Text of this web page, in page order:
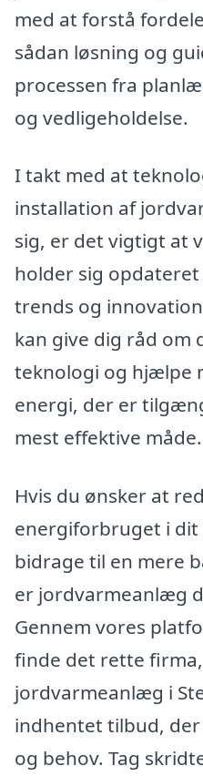
med at forstå
sådan løsning og
processen fra
og vedligeholdelse.
I takt med at
installation af
sig, er det vigtigt at
holder sig
trends og
kan give dig råd om
teknologi og hjælpe
energi, der er
mest effektive måde.
Hvis du ønsker at
energiforbruget i dit
bidrage til en mere
er jordvarmeanlæg
Gennem vores
finde det rette
jordvarmeanlæg i
indhentet tilbud,
og behov. Tag